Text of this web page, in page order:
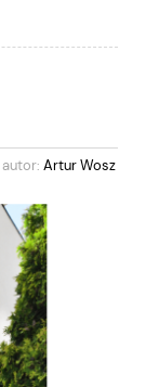
autor: Artur Wosz